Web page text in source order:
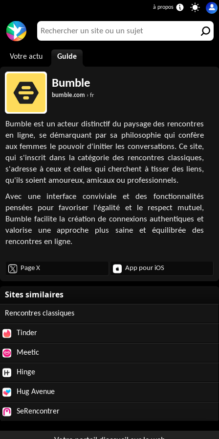
Votre actu Guide
Bumble
bumble.com › fr
Bumble est un acteur distinctif du paysage des rencontres
en ligne, se démarquant par sa philosophie qui confère
aux femmes le pouvoir d'initier les conversations. Ce site,
qui s'inscrit dans la catégorie des rencontres classiques,
s'adresse à ceux et celles qui cherchent à tisser des liens,
qu'ils soient amoureux, amicaux ou professionnels.
Avec une interface conviviale et des fonctionnalités
pensées pour favoriser l'égalité et le respect mutuel,
Bumble facilite la création de connexions authentiques et
valorise une approche plus saine et équilibrée des
rencontres en ligne.
Page X App pour iOS
Rencontres classiques
Tinder
Meetic
Hinge
Hug Avenue
SeRencontrer